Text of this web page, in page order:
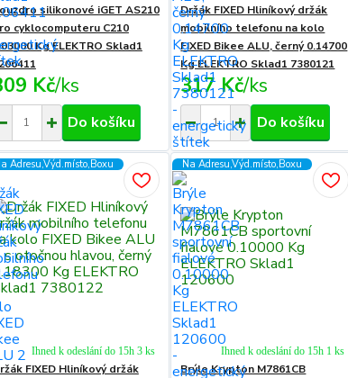
silikonové iGET AS210
cyklocomputeru C210
Kg ELEKTRO Sklad1
Kč/ks
Do košíku
Držák FIXED Hliníkový držák
mobilního telefonu na kolo
FIXED Bikee ALU, černý 0.14700
Kg ELEKTRO Sklad1 7380121
317 Kč/ks
Do košíku
Adresu,Výd.místo,Boxu
FIXED Hliníkový držák
Ihned k odeslání do 15h 3 ks
Na Adresu,Výd.místo,Boxu
Brýle Krypton M7861CB
Ihned k odeslání do 15h 1 ks